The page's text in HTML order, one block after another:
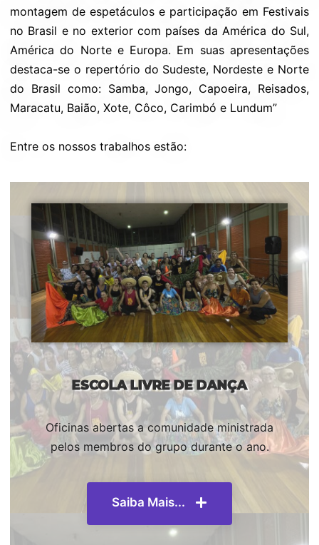
montagem de espetáculos e participação em Festivais
no Brasil e no exterior com países da América do Sul,
América do Norte e Europa. Em suas apresentações
destaca-se o repertório do Sudeste, Nordeste e Norte
do Brasil como: Samba, Jongo, Capoeira, Reisados,
Maracatu, Baião, Xote, Côco, Carimbó e Lundum”
Entre os nossos trabalhos estão:
ESCOLA LIVRE DE DANÇA
Oficinas abertas a comunidade ministrada
pelos membros do grupo durante o ano.
Saiba Mais...